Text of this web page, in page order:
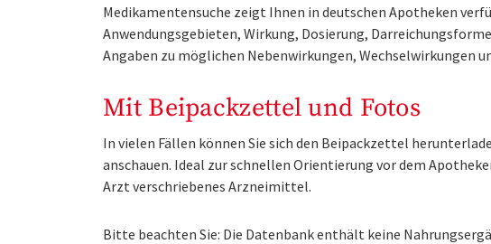
Medikamentensuche zeigt Ihnen in deutschen Apotheken
Anwendungsgebieten, Wirkung, Dosierung,
Angaben zu möglichen Nebenwirkungen, Wechselwirkungen
Mit Beipackzettel und Fotos
In vielen Fällen können Sie sich den Beipackzettel
anschauen. Ideal zur schnellen Orientierung vor dem
Arzt verschriebenes Arzneimittel.
Bitte beachten Sie: Die Datenbank enthält keine